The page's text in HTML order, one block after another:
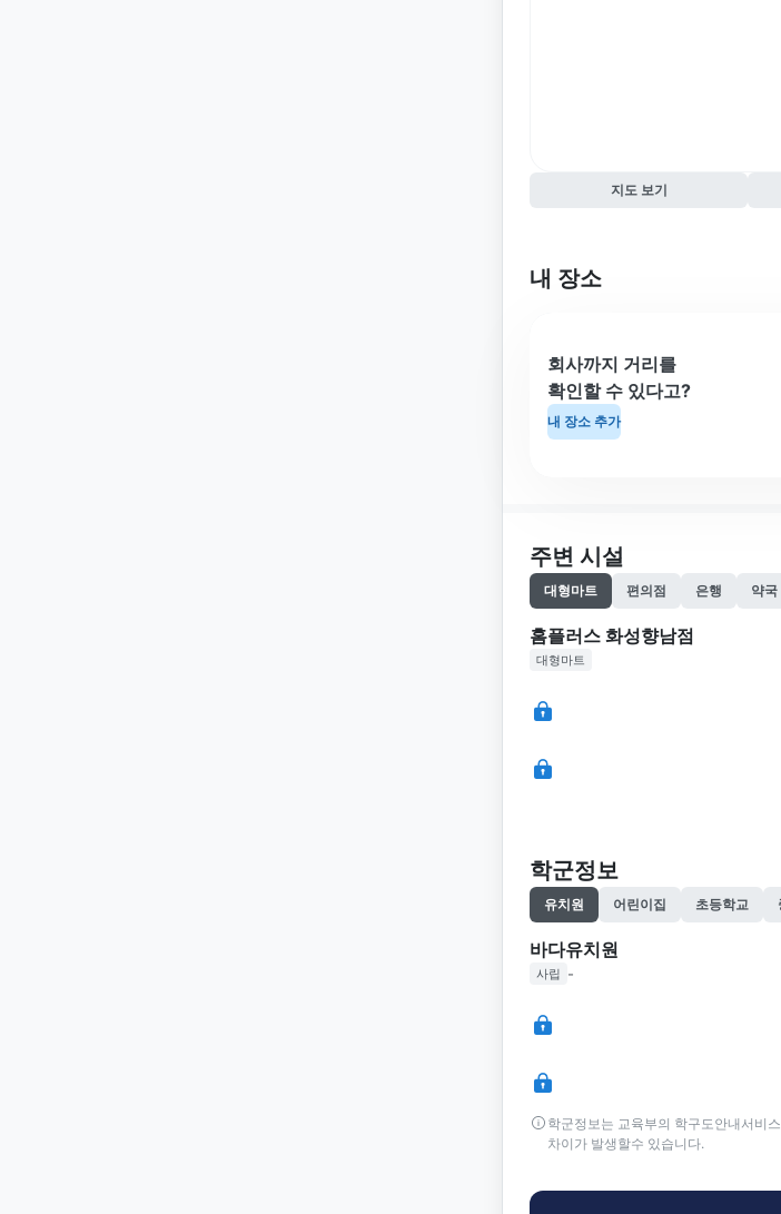
지도 보기
내 장소
회사까지 거리를
확인할 수 있다고?
내 장소 추가
주변 시설
대형마트 편의점 은행 약국
홈플러스 화성향남점
대형마트
학군정보
유치원 어린이집 초등학교
바다유치원
사립 -
학군정보는 교육부의 학구도안내서비
차이가 발생할수 있습니다.